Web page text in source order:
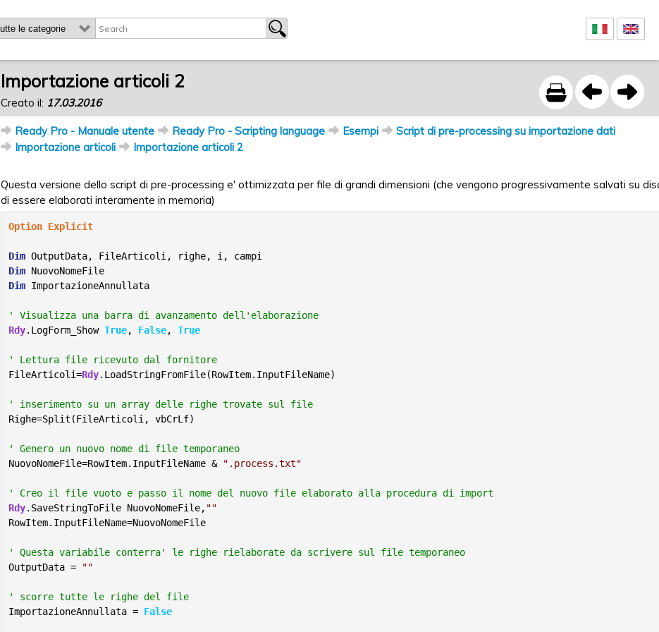
Importazione articoli 2
Creato il: 17.03.2016
Ready Pro - Manuale utente Ready Pro - Scripting language Esempi
Script di pre-processing su importazione dati
Importazione articoli
Importazione articoli 2
Questa versione dello script di pre-processing e' ottimizzata per file di grandi dimensioni (che vengono progressivamente salvati su
di essere elaborati interamente in memoria)
Option Explicit
Dim OutputData, FileArticoli, righe, i, campi
Dim NuovoNomeFile
Dim ImportazioneAnnullata
' Visualizza una barra di avanzamento dell'elaborazione
Rdy.LogForm_Show True, False, True
' Lettura file ricevuto dal fornitore
FileArticoli=Rdy.LoadStringFromFile(RowItem.InputFileName)
' inserimento su un array delle righe trovate sul file
Righe=Split(FileArticoli, vbCrLf)
' Genero un nuovo nome di file temporaneo
NuovoNomeFile=RowItem.InputFileName & ".process.txt"
' Creo il file vuoto e passo il nome del nuovo file elaborato alla procedura di import
Rdy.SaveStringToFile NuovoNomeFile, ""
RowItem.InputFileName=NuovoNomeFile
' Questa variabile conterra' le righe rielaborate da scrivere sul file temporaneo
OutputData =
""
' scorre tutte le righe del file
ImportazioneAnnullata = False